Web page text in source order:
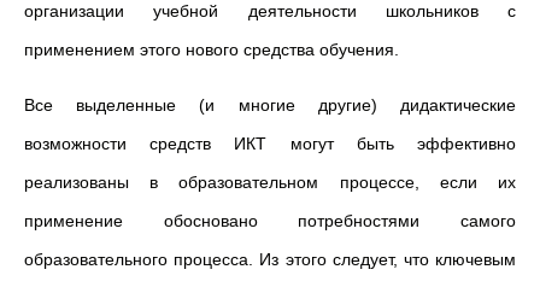
организации учебной деятельности школьников с
применением этого нового средства обучения.
Все выделенные (и многие другие) дидактические
возможности средств ИКТ могут быть эффективно
реализованы в образовательном процессе, если их
применение обосновано потребностями самого
образовательного процесса. Из этого следует, что ключевым